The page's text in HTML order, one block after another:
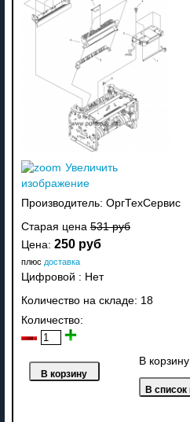
Увеличить
изображение
Производитель: ОргТехСервис
Старая цена 531 руб
Цена: 250 руб
плюс доставка
Цифровой : Нет
Количество на складе: 18
Количество:
В корзину